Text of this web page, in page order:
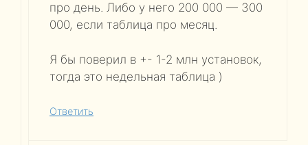
про день. Либо у него 200 000 — 300
000, если таблица про месяц.
Я бы поверил в +- 1-2 млн установок,
тогда это недельная таблица )
Ответить